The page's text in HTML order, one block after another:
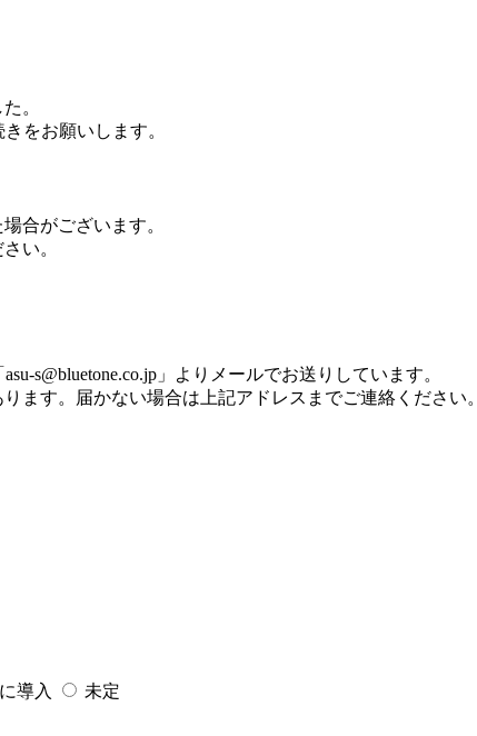
。
をお願いします。
合がございます。
い。
s@bluetone.co.jp」よりメールでお送りしています。
ます。届かない場合は上記アドレスまでご連絡ください。
導入 未定